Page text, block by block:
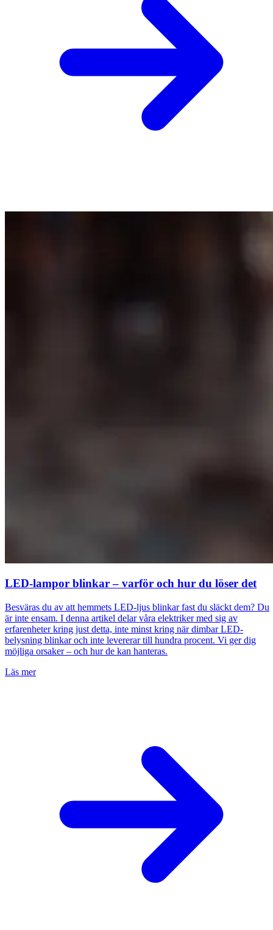
LED-lampor blinkar – varför och hur du löser det
Besväras du av att hemmets LED-ljus blinkar fast du släckt dem? Du
är inte ensam. I denna artikel delar våra elektriker med sig av
erfarenheter kring just detta, inte minst kring när dimbar LED-
belysning blinkar och inte levererar till hundra procent. Vi ger dig
möjliga orsaker – och hur de kan hanteras.
Läs mer